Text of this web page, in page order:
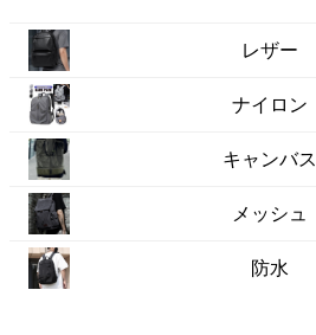
レザー
ナイロン
キャンバス
メッシュ
防水